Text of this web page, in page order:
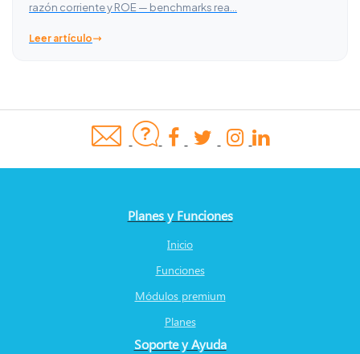
razón corriente y ROE — benchmarks rea…
Leer artículo
Planes y Funciones
Inicio
Funciones
Módulos premium
Planes
Soporte y Ayuda